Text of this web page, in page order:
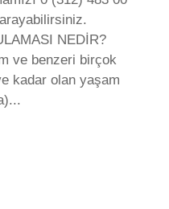
NEDİR?
ve benzeri birçok
kadar olan yaşam